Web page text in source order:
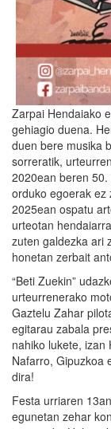
Zarpai Hendaiako
gehiagio duena.
duen bere musika
sorreratik,
2020ean beren
orduko egoerak ez
2025ean ospatu
urteotan
zuten galdezka ari
honetan zerbait
“Beti Zuekin”
urteurrenerako
Gaztelu Zahar
egitarau zabala
nahiko lukete, izan
Nafarro, Gipuzkoa
dira!
Festa urriaren
egunetan zehar